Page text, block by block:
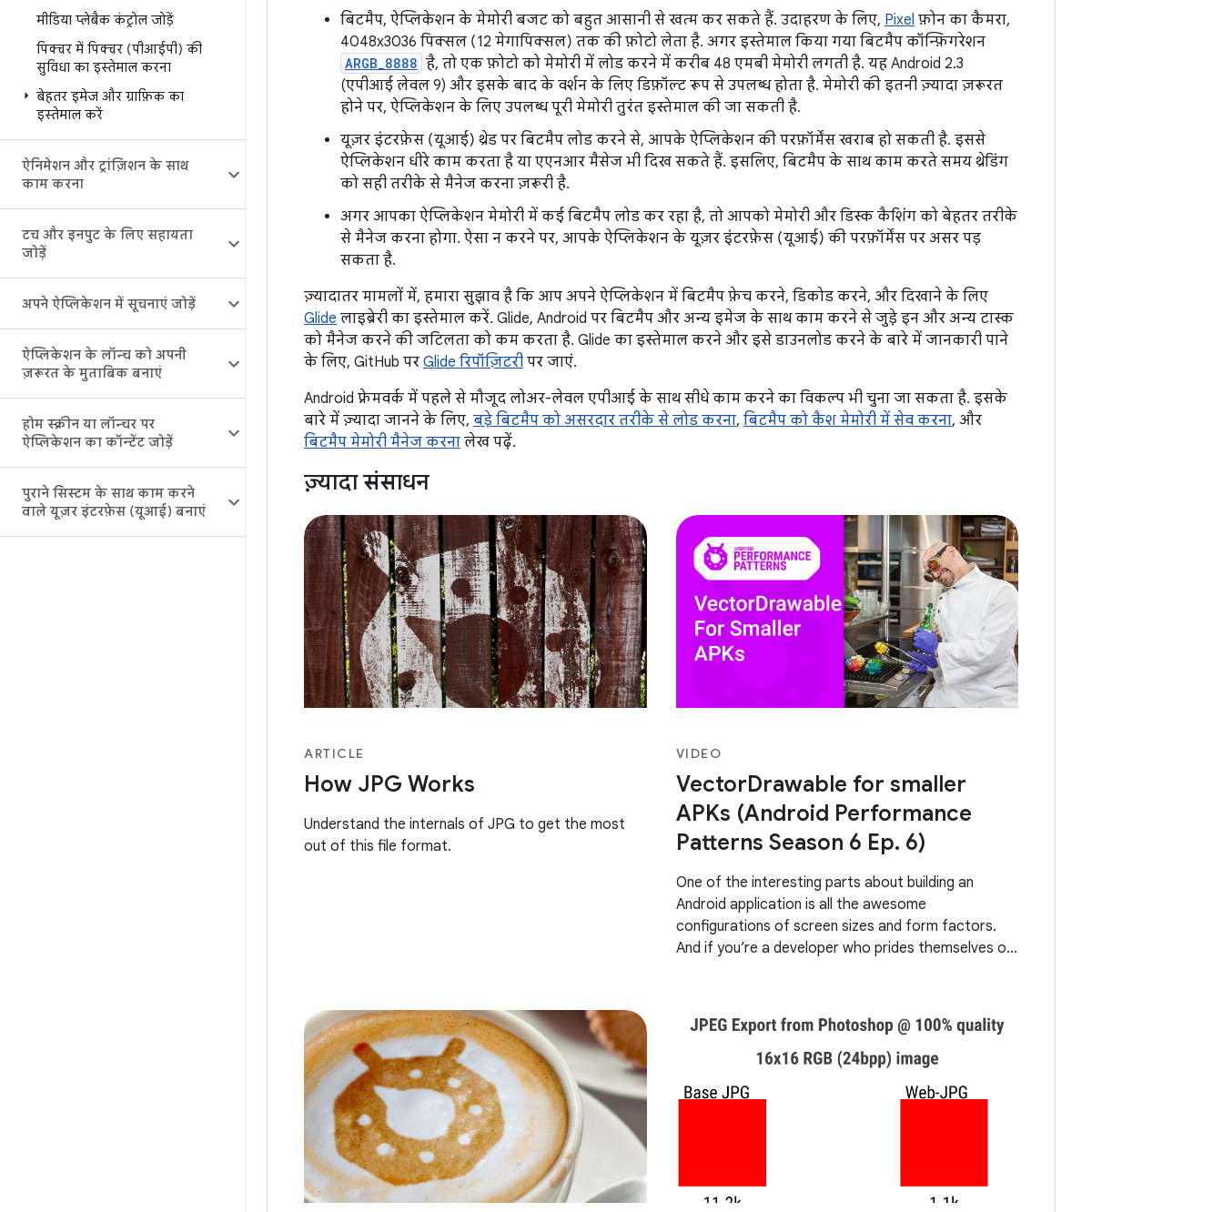
मीडिया प्लेबैक कंट्रोल जोड़ें
पिक्चर में पिक्चर (पीआईपी) की
सुविधा का इस्तेमाल करना
बेहतर इमेज और ग्राफ़िक का
इस्तेमाल करें
ऐनिमेशन और ट्रांज़िशन के साथ
काम करना
टच और इनपुट के लिए सहायता
जोड़ें
अपने ऐप्लिकेशन में सूचनाएं जोड़ें
ऐप्लिकेशन के लॉन्च को अपनी
ज़रूरत के मुताबिक बनाएं
होम स्क्रीन या लॉन्चर पर
ऐप्लिकेशन का कॉन्टेंट जोड़ें
पुराने सिस्टम के साथ काम करने
वाले यूज़र इंटरफ़ेस (यूआई) बनाएं
बिटमैप, ऐप्लिकेशन के मेमोरी बजट को बहुत आसानी से खत्म कर सकते हैं. उदाहरण के लिए, Pixel फ़ोन का कैमरा,
4048x3036 पिक्सल (12 मेगापिक्सल) तक की फ़ोटो लेता है. अगर इस्तेमाल किया गया बिटमैप कॉन्फ़िगरेशन
ARGB_8888 है, तो एक फ़ोटो को मेमोरी में लोड करने में करीब 48 एमबी मेमोरी लगती है. यह Android 2.3
(एपीआई लेवल 9) और इसके बाद के वर्शन के लिए डिफ़ॉल्ट रूप से उपलब्ध होता है. मेमोरी की इतनी ज़्यादा ज़रूरत
होने पर, ऐप्लिकेशन के लिए उपलब्ध पूरी मेमोरी तुरंत इस्तेमाल की जा सकती है.
यूज़र इंटरफ़ेस (यूआई) थ्रेड पर बिटमैप लोड करने से, आपके ऐप्लिकेशन की परफ़ॉर्मेंस खराब हो सकती है. इससे
ऐप्लिकेशन धीरे काम करता है या एएनआर मैसेज भी दिख सकते हैं. इसलिए, बिटमैप के साथ काम करते समय थ्रेडिंग
को सही तरीके से मैनेज करना ज़रूरी है.
अगर आपका ऐप्लिकेशन मेमोरी में कई बिटमैप लोड कर रहा है, तो आपको मेमोरी और डिस्क कैशिंग को बेहतर तरीके
से मैनेज करना होगा. ऐसा न करने पर, आपके ऐप्लिकेशन के यूज़र इंटरफ़ेस (यूआई) की परफ़ॉर्मेंस पर असर पड़
सकता है.
ज़्यादातर मामलों में, हमारा सुझाव है कि आप अपने ऐप्लिकेशन में बिटमैप फ़ेच करने, डिकोड करने, और दिखाने के लिए
Glide लाइब्रेरी का इस्तेमाल करें. Glide, Android पर बिटमैप और अन्य इमेज के साथ काम करने से जुड़े इन और अन्य टास्क
को मैनेज करने की जटिलता को कम करता है. Glide का इस्तेमाल करने और इसे डाउनलोड करने के बारे में जानकारी पाने
के लिए, GitHub पर Glide रिपॉज़िटरी पर जाएं.
Android फ़्रेमवर्क में पहले से मौजूद लोअर-लेवल एपीआई के साथ सीधे काम करने का विकल्प भी चुना जा सकता है. इसके
बारे में ज़्यादा जानने के लिए, बड़े बिटमैप को असरदार तरीके से लोड करना, बिटमैप को कैश मेमोरी में सेव करना, और
बिटमैप मेमोरी मैनेज करना लेख पढ़ें.
ज़्यादा संसाधन
ARTICLE
How JPG Works
Understand the internals of JPG to get the most
out of this file format.
VIDEO
VectorDrawable for smaller
APKs (Android Performance
Patterns Season 6 Ep. 6)
One of the interesting parts about building an
Android application is all the awesome
configurations of screen sizes and form factors.
And if you’re a developer who prides themselves on